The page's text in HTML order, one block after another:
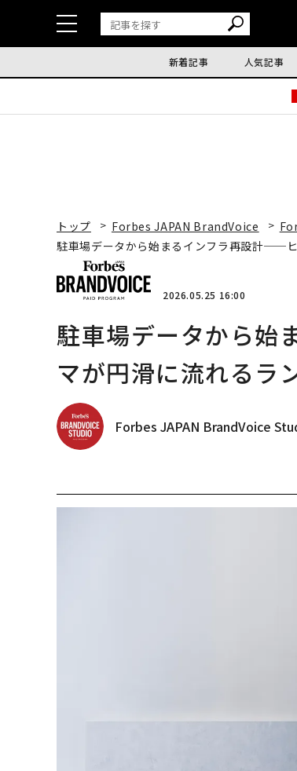
新着記事 人気記事
トップ Forbes JAPAN BrandVoice
駐車場データから始まるインフラ再設計──
2026.05.25 16:00
駐車場データから
マが円滑に流れるラ
Forbes JAPAN BrandVoice